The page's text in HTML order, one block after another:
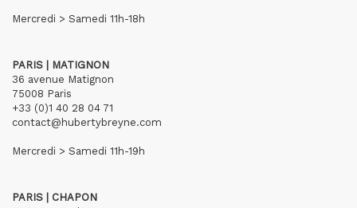
Mercredi > Samedi 11h-18h
PARIS | MATIGNON
36 avenue Matignon
75008 Paris
+33 (0)1 40 28 04 71
contact@hubertybreyne.com
Mercredi > Samedi 11h-19h
PARIS | CHAPON